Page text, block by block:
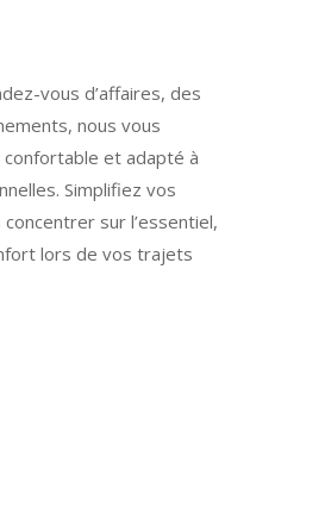
vous d’affaires, des
nous vous
et adapté à
Simplifiez vos
sur l’essentiel,
lors de vos trajets